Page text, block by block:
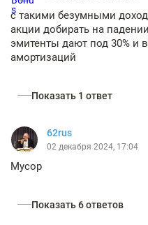
с такими безумными
акции добирать на
эмитенты дают под 30% и
амортизаций
Показать 1 ответ
62rus
02 декабря 2024, 17:04
Мусор
Показать 6 ответов